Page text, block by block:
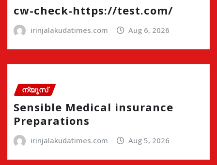
cw-check-https://test.com/
irinjalakudatimes.com Aug 6, 2026
ന്യൂസ്
Sensible Medical insurance
Preparations
irinjalakudatimes.com Aug 5, 2026